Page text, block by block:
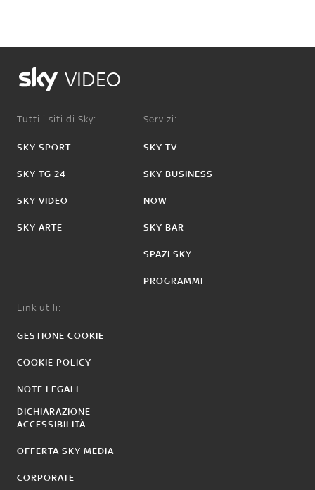
VIDEO
Tutti i siti di Sky:
SKY SPORT
SKY TG 24
SKY VIDEO
SKY ARTE
Servizi:
SKY TV
SKY BUSINESS
NOW
SKY BAR
SPAZI SKY
PROGRAMMI
Link utili:
GESTIONE COOKIE
COOKIE POLICY
NOTE LEGALI
DICHIARAZIONE
ACCESSIBILITÀ
OFFERTA SKY MEDIA
CORPORATE